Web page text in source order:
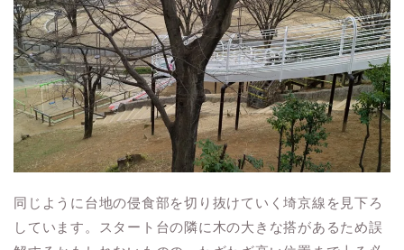
同じように台地の侵食部を切り抜けていく埼京線を見下ろ
しています。スタート台の隣に木の大きな搭があるため誤